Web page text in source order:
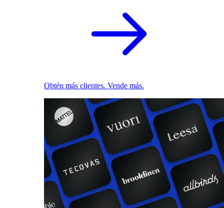
Obtén más clientes. Vende más.